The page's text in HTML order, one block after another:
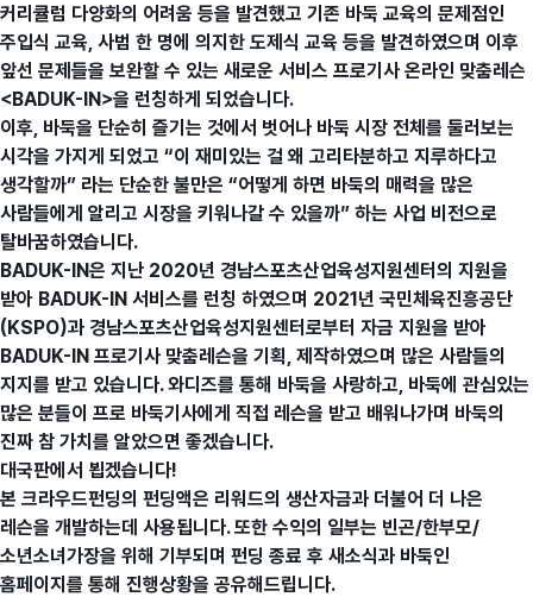
커리큘럼 다양화의 어려움 등을 발견했고 기존 바둑 교육의 문제점인
주입식 교육, 사범 한 명에 의지한 도제식 교육 등을 발견하였으며 이후
앞선 문제들을 보완할 수 있는 새로운 서비스 프로기사 온라인 맞춤레슨
<BADUK-IN>을 런칭하게 되었습니다.
이후, 바둑을 단순히 즐기는 것에서 벗어나 바둑 시장 전체를 둘러보는
시각을 가지게 되었고 “이 재미있는 걸 왜 고리타분하고 지루하다고
생각할까” 라는 단순한 불만은 “어떻게 하면 바둑의 매력을 많은
사람들에게 알리고 시장을 키워나갈 수 있을까” 하는 사업 비전으로
탈바꿈하였습니다.
BADUK-IN은 지난 2020년 경남스포츠산업육성지원센터의 지원을
받아 BADUK-IN 서비스를 런칭 하였으며 2021년 국민체육진흥공단
(KSPO)과 경남스포츠산업육성지원센터로부터 자금 지원을 받아
BADUK-IN 프로기사 맞춤레슨을 기획, 제작하였으며 많은 사람들의
지지를 받고 있습니다. 와디즈를 통해 바둑을 사랑하고, 바둑에 관심있는
많은 분들이 프로 바둑기사에게 직접 레슨을 받고 배워나가며 바둑의
진짜 참 가치를 알았으면 좋겠습니다.
대국판에서 뵙겠습니다!
본 크라우드펀딩의 펀딩액은 리워드의 생산자금과 더불어 더 나은
레슨을 개발하는데 사용됩니다. 또한 수익의 일부는 빈곤/한부모/
소년소녀가장을 위해 기부되며 펀딩 종료 후 새소식과 바둑인
홈페이지를 통해 진행상황을 공유해드립니다.